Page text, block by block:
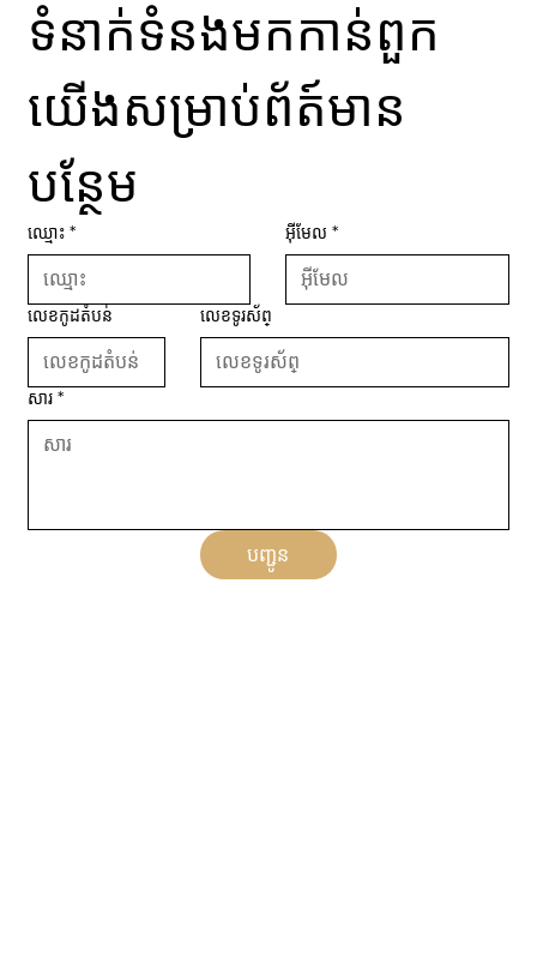
ទំនាក់ទំនងមកកាន់ពួក
យើងសម្រាប់ព័ត៍មាន
បន្ថែម
ឈ្មោះ * អ៊ីមែល *
លេខកូដតំបន់ លេខទូរស័ព្
សារ *
បញ្ជូន